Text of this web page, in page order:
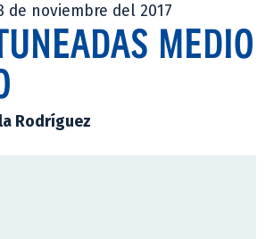
de noviembre del 2017
MEDIO
Rodríguez